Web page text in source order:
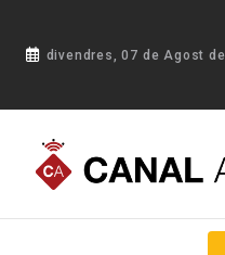
divendres, 07 de Agost
Portada Blog El